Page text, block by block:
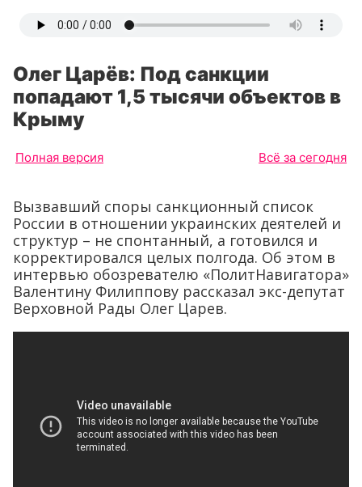
Олег Царёв: Под санкции
попадают 1,5 тысячи объектов в
Крыму
Полная версия Всё за сегодня
Вызвавший споры санкционный список
России в отношении украинских деятелей и
структур – не спонтанный, а готовился и
корректировался целых полгода. Об этом в
интервью обозревателю «ПолитНавигатора»
Валентину Филиппову рассказал экс-депутат
Верховной Рады Олег Царев.